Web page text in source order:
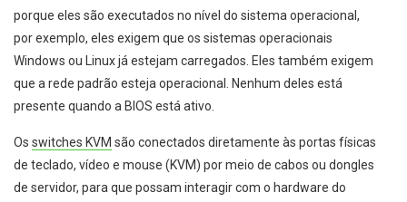
porque eles são executados no nível do sistema operacional,
por exemplo, eles exigem que os sistemas operacionais
Windows ou Linux já estejam carregados. Eles também exigem
que a rede padrão esteja operacional. Nenhum deles está
presente quando a BIOS está ativo.
Os switches KVM são conectados diretamente às portas físicas
de teclado, vídeo e mouse (KVM) por meio de cabos ou dongles
de servidor, para que possam interagir com o hardware do